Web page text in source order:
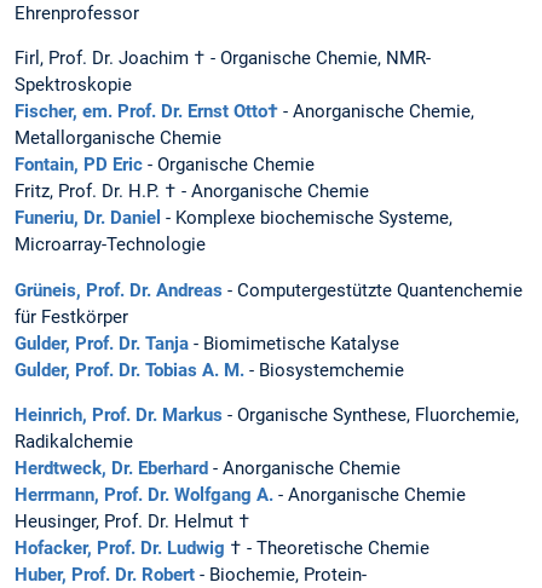
Ehrenprofessor
Firl, Prof. Dr. Joachim † - Organische Chemie, NMR-
Spektroskopie
Fischer, em. Prof. Dr. Ernst Otto† - Anorganische Chemie,
Metallorganische Chemie
Fontain, PD Eric - Organische Chemie
Fritz, Prof. Dr. H.P. † - Anorganische Chemie
Funeriu, Dr. Daniel - Komplexe biochemische Systeme,
Microarray-Technologie
Grüneis, Prof. Dr. Andreas - Computergestützte Quantenchemie
für Festkörper
Gulder, Prof. Dr. Tanja - Biomimetische Katalyse
Gulder, Prof. Dr. Tobias A. M. - Biosystemchemie
Heinrich, Prof. Dr. Markus - Organische Synthese, Fluorchemie,
Radikalchemie
Herdtweck, Dr. Eberhard - Anorganische Chemie
Herrmann, Prof. Dr. Wolfgang A. - Anorganische Chemie
Heusinger, Prof. Dr. Helmut †
Hofacker, Prof. Dr. Ludwig † - Theoretische Chemie
Huber, Prof. Dr. Robert - Biochemie, Protein-